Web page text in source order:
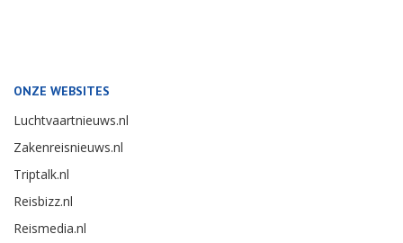
ONZE WEBSITES
Luchtvaartnieuws.nl
Zakenreisnieuws.nl
Triptalk.nl
Reisbizz.nl
Reismedia.nl